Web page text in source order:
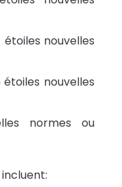
nouvelles
nouvelles
normes ou
incluent: